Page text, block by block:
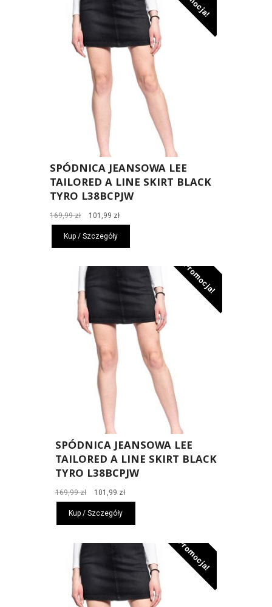
SPÓDNICA JEANSOWA LEE
TAILORED A LINE SKIRT BLACK
TYRO L38BCPJW
169,99zł
Pierwotna
cena
wynosiła:
169,99 zł.
101,99 złAktualna
cena
101,99 zł.
Kup / Szczegóły
Promocja!
SPÓDNICA JEANSOWA LEE
TAILORED A LINE SKIRT BLACK
TYRO L38BCPJW
169,99zł
Pierwotna
cena
wynosiła:
169,99 zł.
101,99 złAktualna
cena
101,99 zł.
Kup / Szczegóły
Promocja!